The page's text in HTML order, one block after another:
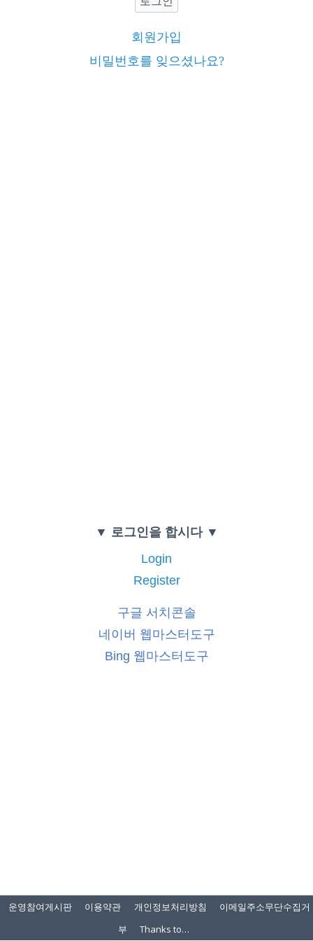
회원가입
비밀번호를 잊으셨나요?
▼ 로그인을 합시다 ▼
Login
Register
구글 서치콘솔
네이버 웹마스터도구
Bing 웹마스터도구
운영참여게시판 이용약관 개인정보처리방침
이메일주소무단수집거
부
Thanks to…